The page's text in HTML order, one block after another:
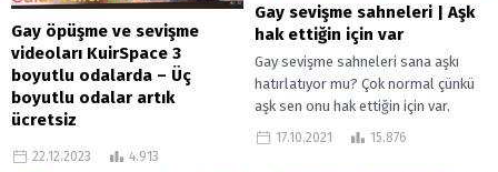
Gay öpüşme ve sevişme
videoları KuirSpace 3
boyutlu odalarda – Üç
boyutlu odalar artık
ücretsiz
Üç boyutu odalar nasıl bişi diyorsan
22.12.2023 4.913
Gay sevişme sahneleri | Aşk
hak ettiğin için var
Gay sevişme sahneleri sana aşkı
hatırlatıyor mu? Çok normal çünkü
aşk sen onu hak ettiğin için var.
Ancak; Aşka istinaden,...
17.10.2021 15.876